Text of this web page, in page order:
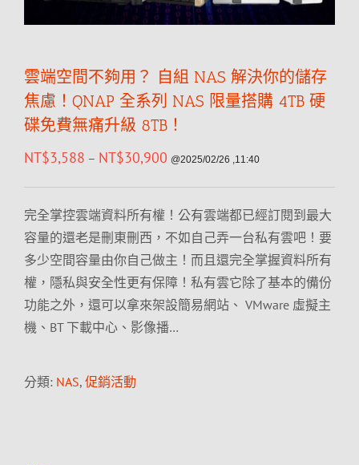
雲端空間不夠用？ 自組 NAS 解決你的儲存
焦慮！QNAP 全系列 NAS 限量搭購 4TB 硬
碟免費無痛升級 8TB！
NT$3,588 – NT$30,900 @2025/02/26 ,11:40
完全掌控雲端資料所有權！公有雲端都已經訂閱到最大
容量的還老是刪東刪西，不如自己弄一台私有雲吧！要
多少空間容量由你自己做主！而且還完全掌握資料所有
權，隱私與安全性更有保障！私有雲它除了基本的備份
功能之外，還可以拿來架設簡易網站、 VMware 虛擬主
機、BT 下載中心、影像播…
分類: NAS, 促銷活動